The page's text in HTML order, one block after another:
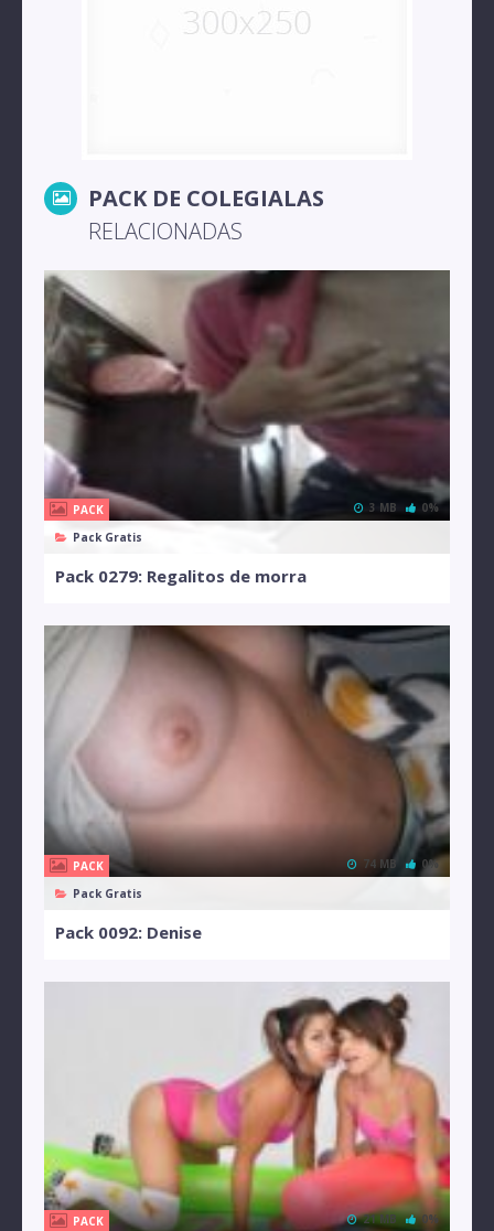
PACK DE COLEGIALAS
RELACIONADAS
PACK
Pack Gratis
3 MB 0%
Pack 0279: Regalitos de morra
PACK
Pack Gratis
74 MB 0%
Pack 0092: Denise
PACK
21 MB 0%